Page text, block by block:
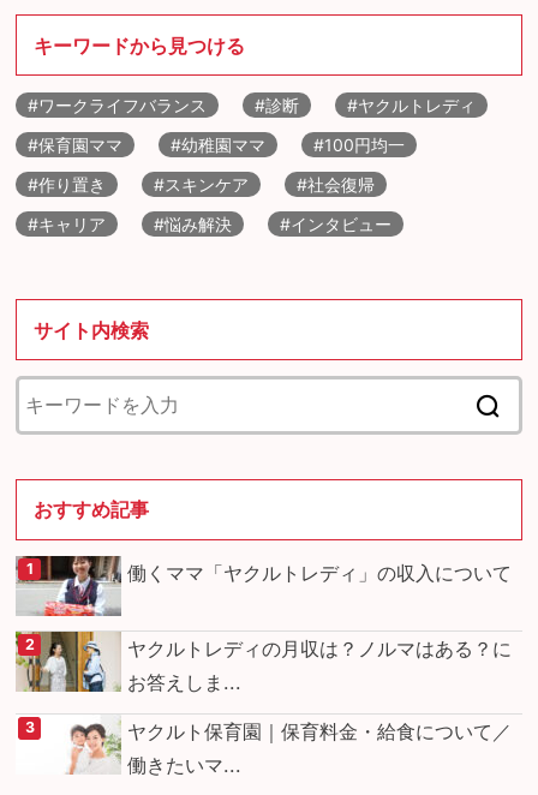
キーワードから見つける
#ワークライフバランス #診断
#ヤクルトレディ
#保育園ママ
#幼稚園ママ
#100円均一
#作り置き
#スキンケア
#社会復帰
#キャリア
#悩み解決 #インタビュー
サイト内検索
おすすめ記事
働くママ「ヤクルトレディ」の収入について
ヤクルトレディの月収は？ノルマはある？に
お答えしま...
ヤクルト保育園｜保育料金・給食について／
働きたいマ...